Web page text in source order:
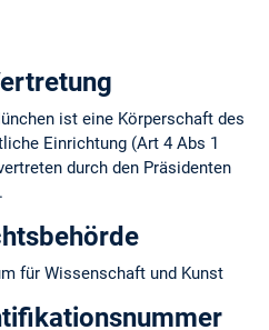
ist eine Körperschaft des
Einrichtung (Art 4 Abs 1
durch den Präsidenten
für Wissenschaft und Kunst